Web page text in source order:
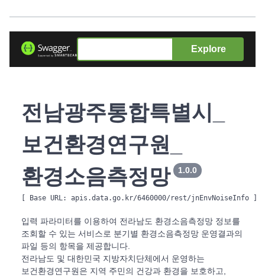
Explore
전남광주통합특별시_
보건환경연구원_
환경소음측정망
1.0.0
[ Base URL: apis.data.go.kr/6460000/rest/jnEnvNoiseInfo
입력 파라미터를 이용하여 전라남도 환경소음측정망 정보를
조회할 수 있는 서비스로 분기별 환경소음측정망 운영결과의
파일 등의 항목을 제공합니다.
전라남도 및 대한민국 지방자치단체에서 운영하는
보건환경연구원은 지역 주민의 건강과 환경을 보호하고,